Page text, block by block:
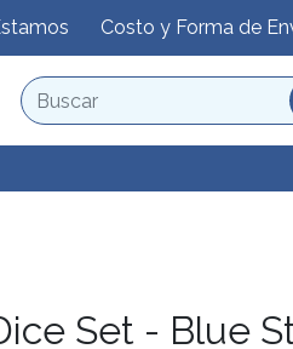
Costo y Forma de
Set - Blue